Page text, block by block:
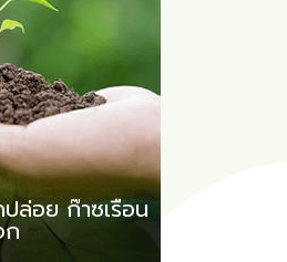
ล่อย ก๊าซเรือน
ก